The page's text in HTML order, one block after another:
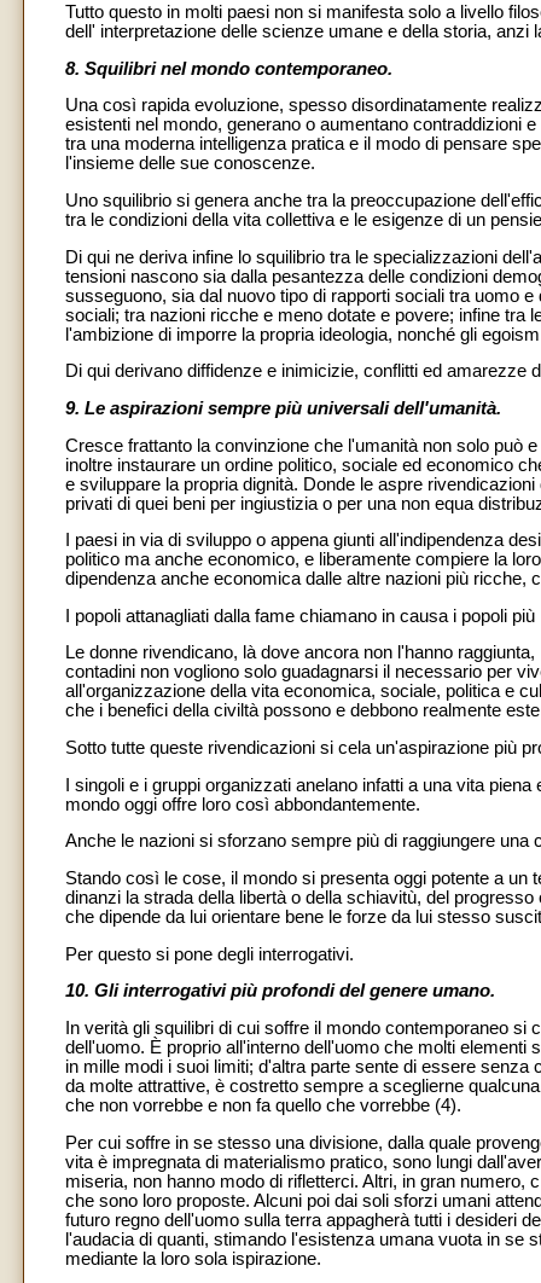
Tutto questo in molti paesi non si manifesta solo a livello
dell' interpretazione delle scienze umane e della storia,
8. Squilibri nel mondo contemporaneo.
Una così rapida evoluzione, spesso disordinatamente
esistenti nel mondo, generano o aumentano contraddizioni
tra una moderna intelligenza pratica e il modo di pensare
l'insieme delle sue conoscenze.
Uno squilibrio si genera anche tra la preoccupazione
tra le condizioni della vita collettiva e le esigenze di un
Di qui ne deriva infine lo squilibrio tra le specializzazioni
tensioni nascono sia dalla pesantezza delle condizioni
susseguono, sia dal nuovo tipo di rapporti sociali tra uomo
sociali; tra nazioni ricche e meno dotate e povere; infine tra
l'ambizione di imporre la propria ideologia, nonché gli
Di qui derivano diffidenze e inimicizie, conflitti ed amarezze
9. Le aspirazioni sempre più universali dell'umanità.
Cresce frattanto la convinzione che l'umanità non solo può
inoltre instaurare un ordine politico, sociale ed economico
e sviluppare la propria dignità. Donde le aspre
privati di quei beni per ingiustizia o per una non equa
I paesi in via di sviluppo o appena giunti all'indipendenza
politico ma anche economico, e liberamente compiere la
dipendenza anche economica dalle altre nazioni più ricche,
I popoli attanagliati dalla fame chiamano in causa i popoli
Le donne rivendicano, là dove ancora non l'hanno
contadini non vogliono solo guadagnarsi il necessario per
all'organizzazione della vita economica, sociale, politica e
che i benefici della civiltà possono e debbono realmente
Sotto tutte queste rivendicazioni si cela un'aspirazione più
I singoli e i gruppi organizzati anelano infatti a una vita
mondo oggi offre loro così abbondantemente.
Anche le nazioni si sforzano sempre più di raggiungere una
Stando così le cose, il mondo si presenta oggi potente a un
dinanzi la strada della libertà o della schiavitù, del
che dipende da lui orientare bene le forze da lui stesso
Per questo si pone degli interrogativi.
10. Gli interrogativi più profondi del genere umano.
In verità gli squilibri di cui soffre il mondo contemporaneo
dell'uomo. È proprio all'interno dell'uomo che molti
in mille modi i suoi limiti; d'altra parte sente di essere
da molte attrattive, è costretto sempre a sceglierne
che non vorrebbe e non fa quello che vorrebbe (4).
Per cui soffre in se stesso una divisione, dalla quale
vita è impregnata di materialismo pratico, sono lungi
miseria, non hanno modo di rifletterci. Altri, in gran numero,
che sono loro proposte. Alcuni poi dai soli sforzi umani
futuro regno dell'uomo sulla terra appagherà tutti i desideri
l'audacia di quanti, stimando l'esistenza umana vuota in se
mediante la loro sola ispirazione.